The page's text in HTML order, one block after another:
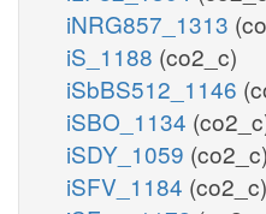
iNRG857_1313
iS_1188 (co2_c)
iSbBS512_1146
iSBO_1134
iSDY_1059 (co2_c)
iSFV_1184 (co2_c)